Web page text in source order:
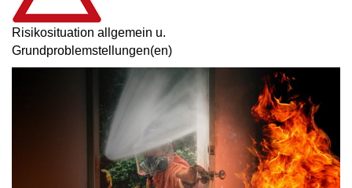
Risikosituation allgemein u.
Grundproblemstellungen(en)